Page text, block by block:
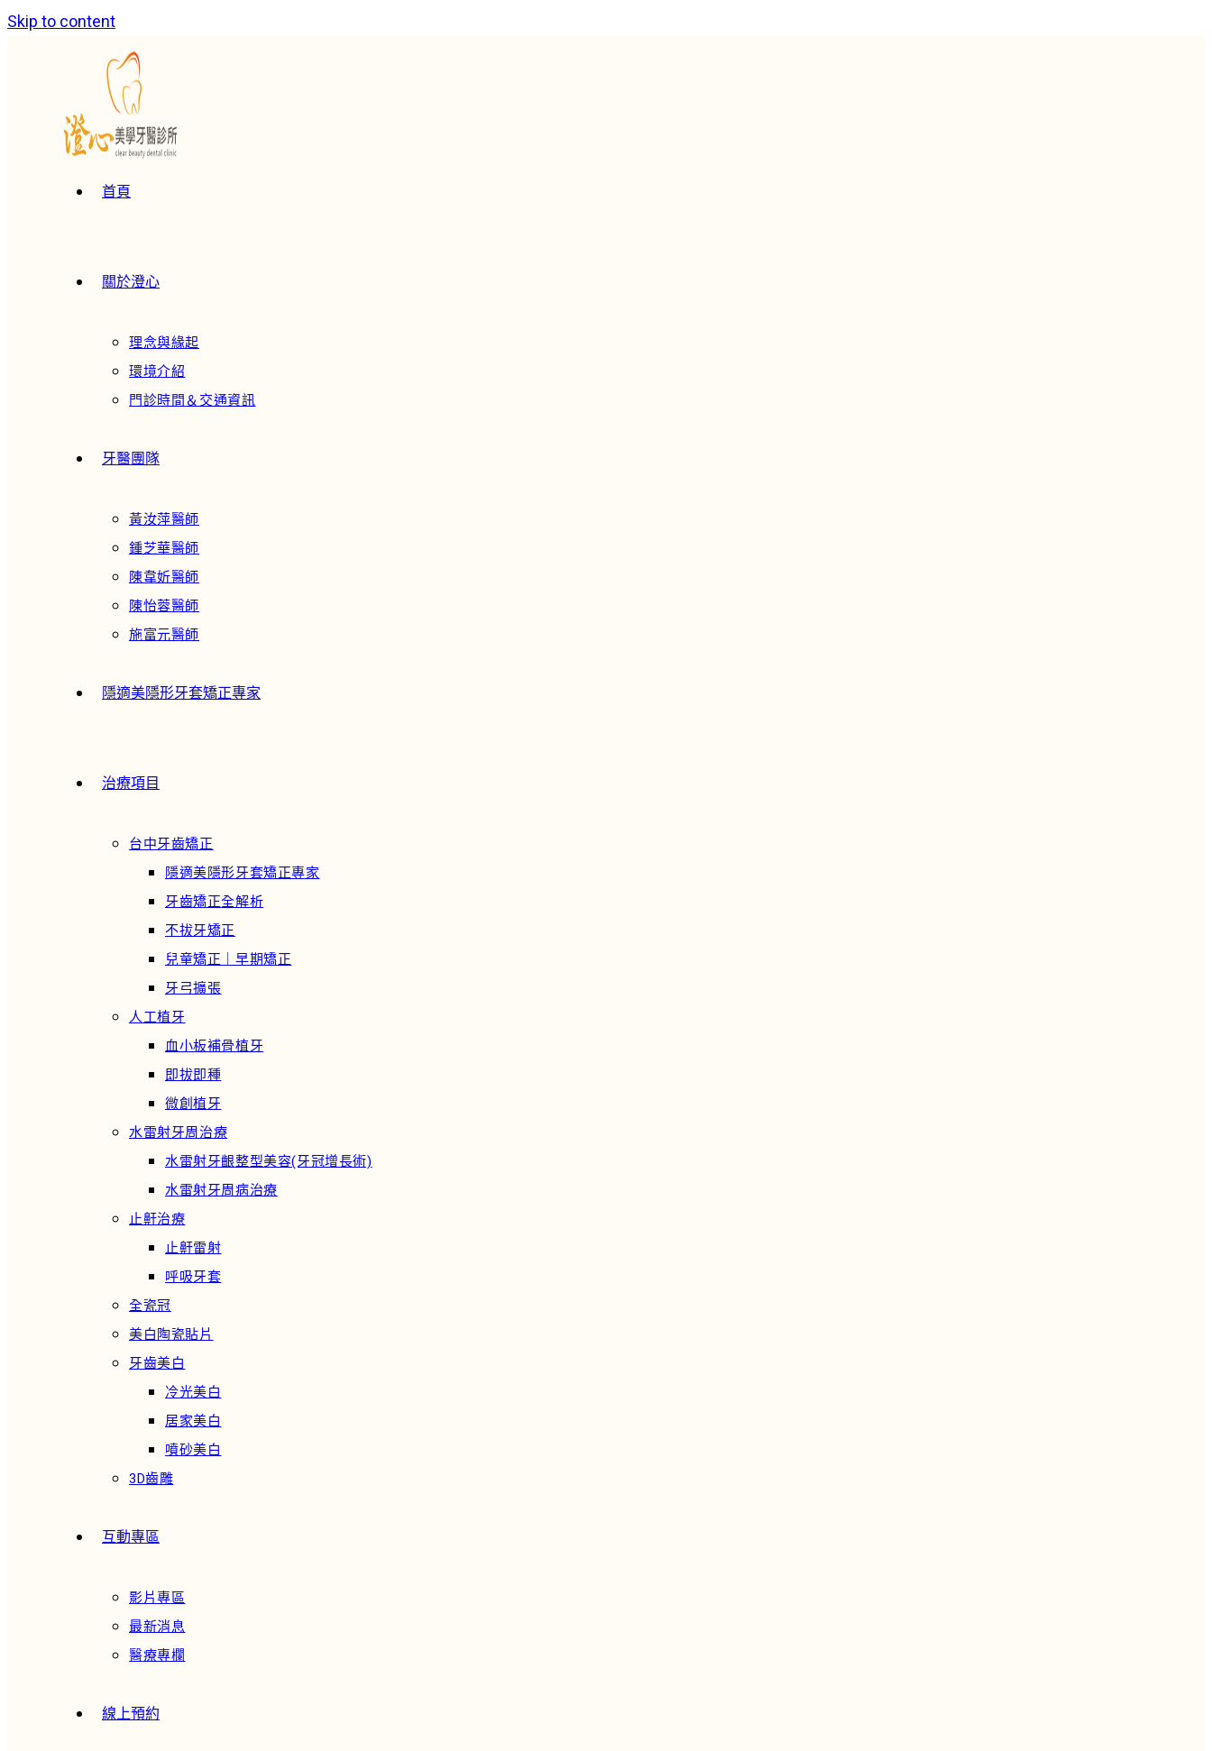
Skip to content
首頁
關於澄心
理念與緣起
環境介紹
門診時間＆交通資訊
牙醫團隊
黃汝萍醫師
鍾芝華醫師
陳韋妡醫師
陳怡蓉醫師
施富元醫師
隱適美隱形牙套矯正專家
治療項目
台中牙齒矯正
隱適美隱形牙套矯正專家
牙齒矯正全解析
不拔牙矯正
兒童矯正｜早期矯正
牙弓擴張
人工植牙
血小板補骨植牙
即拔即種
微創植牙
水雷射牙周治療
水雷射牙齦整型美容(牙冠增長術)
水雷射牙周病治療
止鼾治療
止鼾雷射
呼吸牙套
全瓷冠
美白陶瓷貼片
牙齒美白
冷光美白
居家美白
噴砂美白
3D齒雕
互動專區
影片專區
最新消息
醫療專欄
線上預約